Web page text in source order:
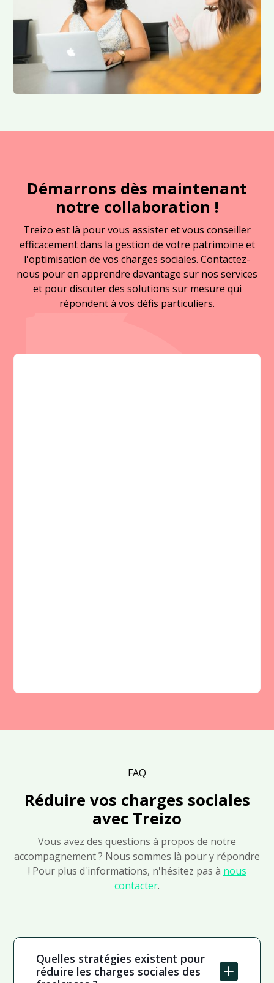
Démarrons dès maintenant
notre collaboration !
Treizo est là pour vous assister et vous conseiller
efficacement dans la gestion de votre patrimoine et
l'optimisation de vos charges sociales. Contactez-
nous pour en apprendre davantage sur nos services
et pour discuter des solutions sur mesure qui
répondent à vos défis particuliers.
FAQ
Réduire vos charges sociales
avec Treizo
Vous avez des questions à propos de notre
accompagnement ? Nous sommes là pour y répondre
! Pour plus d'informations, n'hésitez pas à nous
contacter.
Quelles stratégies existent pour
réduire les charges sociales des